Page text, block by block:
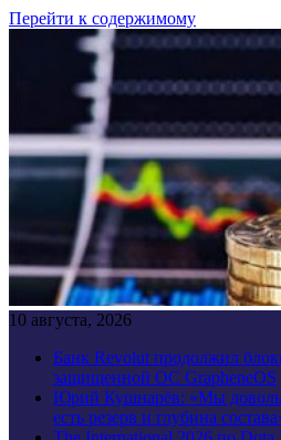
Перейти к содержимому
10 августа, 2026
Банк Revolut продолжил
защищенной ОС GrapheneOS
Юрий Кушнарёв: «Мы
есть резерв и глубина